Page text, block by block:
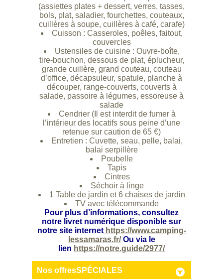
(assiettes plates + dessert, verres, tasses,
bols, plat, saladier, fourchettes, couteaux,
cuillères à soupe, cuillères à café, carafe)
Cuisson : Casseroles, poêles, faitout,
couvercles
Ustensiles de cuisine : Ouvre-boîte,
tire-bouchon, dessous de plat, éplucheur,
grande cuillère, grand couteau, couteau
d’office, décapsuleur, spatule, planche à
découper, range-couverts, couverts à
salade, passoire à légumes, essoreuse à
salade
Cendrier (Il est interdit de fumer à
l’intérieur des locatifs sous peine d’une
retenue sur caution de 65 €)
Entretien : Cuvette, seau, pelle, balai,
balai serpillère
Poubelle
Tapis
Cintres
Séchoir à linge
1 Table de jardin et 6 chaises de jardin
TV avec télécommande
Pour plus d’informations, consultez
notre livret numérique disponible sur
notre site internethttps://www.camping-
lessamaras.fr/Ou via le
lien https://notre.guide/2977/
Nos offresSPÉCIALES